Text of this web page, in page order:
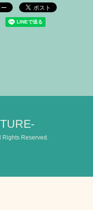
Rights Reserved.